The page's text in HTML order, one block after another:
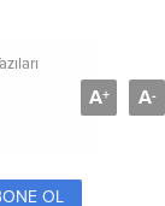
A+ A-
OL